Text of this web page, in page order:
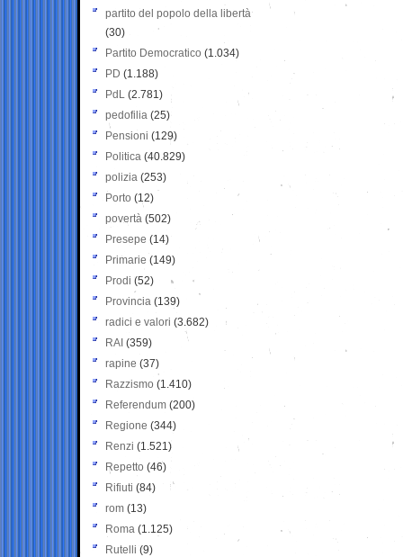
partito del popolo della libertà
(30)
Partito Democratico (1.034)
PD (1.188)
PdL (2.781)
pedofilia (25)
Pensioni (129)
Politica (40.829)
polizia (253)
Porto (12)
povertà (502)
Presepe (14)
Primarie (149)
Prodi (52)
Provincia (139)
radici e valori (3.682)
RAI (359)
rapine (37)
Razzismo (1.410)
Referendum (200)
Regione (344)
Renzi (1.521)
Repetto (46)
Rifiuti (84)
rom (13)
Roma (1.125)
Rutelli (9)